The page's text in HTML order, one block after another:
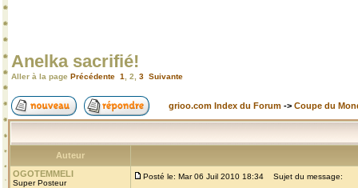
Anelka sacrifié!
Aller à la page Précédente 1 2 3 Suivante
grioo.com Index du Forum -> Coupe du
Auteur
OGOTEMMELI
Super Posteur
Posté le: Mar 06 Juil 2010 18:34 Sujet du message: